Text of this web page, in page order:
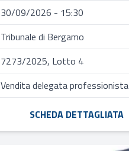
30/09/2026 - 15:30
Tribunale di Bergamo
7273/2025, Lotto 4
Vendita delegata professionista
SCHEDA DETTAGLIATA